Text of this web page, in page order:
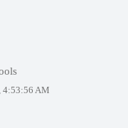
4:53:56 AM